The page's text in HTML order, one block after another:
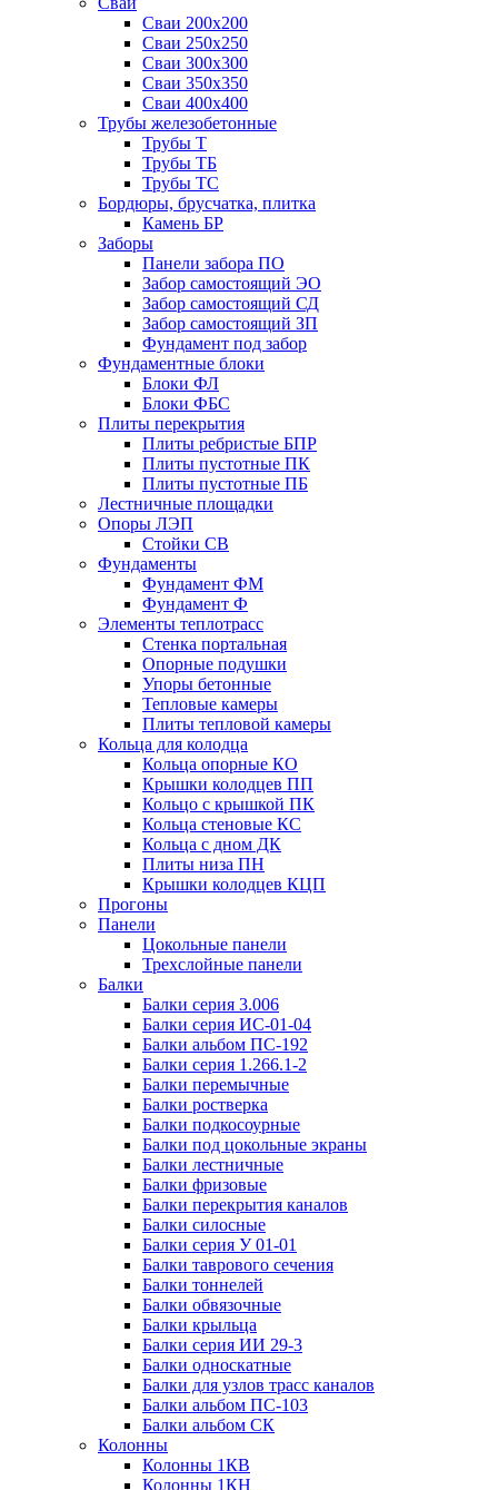
Сваи 200х200
Сваи 250х250
Сваи 300х300
Сваи 350х350
Сваи 400х400
Трубы железобетонные
Трубы Т
Трубы ТБ
Трубы ТС
Бордюры, брусчатка, плитка
Камень БР
Заборы
Панели забора ПО
Забор самостоящий ЭО
Забор самостоящий СД
Забор самостоящий ЗП
Фyндамент под забор
Фундаментные блоки
Блоки ФЛ
Блоки ФБС
Плиты перекрытия
Плиты ребристые БПР
Плиты пустотные ПК
Плиты пустотные ПБ
Лестничные площадки
Опоры ЛЭП
Стойки СВ
Фундаменты
Фyндамент ФМ
Фyндамент Ф
Элементы теплотрасс
Стенка портальная
Опорные подушки
Упоры бетонные
Тепловые камеры
Плиты тепловой камеры
Кольца для колодца
Кольца опорные КО
Крышки колодцев ПП
Кольцо с крышкой ПК
Кольца стеновые КС
Кольца с дном ДК
Плиты низа ПН
Крышки колодцев КЦП
Прогоны
Панели
Цокольные панели
Трехслойные панели
Балки
Балки серия 3.006
Балки серия ИС-01-04
Балки альбом ПС-192
Балки серия 1.266.1-2
Балки перемычные
Балки ростверка
Балки подкосоурные
Балки под цокольные экраны
Балки лестничные
Балки фризовые
Балки перекрытия каналов
Балки силосные
Балки серия У 01-01
Балки таврового сечения
Балки тоннелей
Балки обвязочные
Балки крыльца
Балки серия ИИ 29-3
Балки односкатные
Балки для узлов трасс каналов
Балки альбом ПС-103
Балки альбом СК
Колонны
Колонны 1КВ
Колонны 1КН